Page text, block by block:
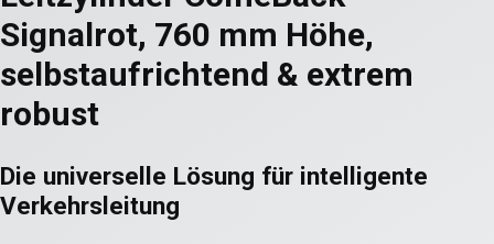
Signalrot, 760 mm Höhe,
selbstaufrichtend & extrem
robust
Die universelle Lösung für intelligente
Verkehrsleitung